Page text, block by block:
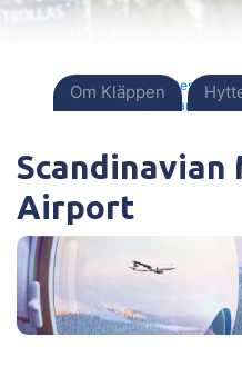
Om Kläppen
Forside
Scandinavian
Airport